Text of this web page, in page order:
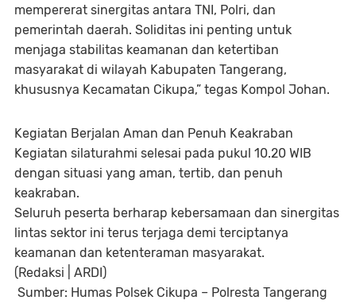
mempererat sinergitas antara TNI, Polri, dan
pemerintah daerah. Soliditas ini penting untuk
menjaga stabilitas keamanan dan ketertiban
masyarakat di wilayah Kabupaten Tangerang,
khususnya Kecamatan Cikupa,” tegas Kompol Johan.
Kegiatan Berjalan Aman dan Penuh Keakraban
Kegiatan silaturahmi selesai pada pukul 10.20 WIB
dengan situasi yang aman, tertib, dan penuh
keakraban.
Seluruh peserta berharap kebersamaan dan sinergitas
lintas sektor ini terus terjaga demi terciptanya
keamanan dan ketenteraman masyarakat.
(Redaksi | ARDI)
Sumber: Humas Polsek Cikupa – Polresta Tangerang